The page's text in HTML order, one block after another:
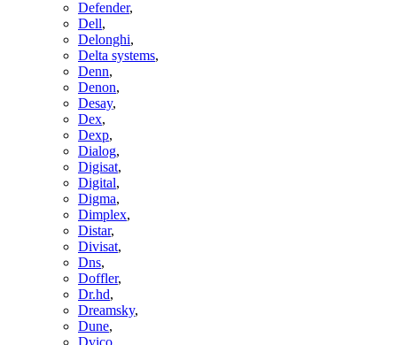
Defender,
Dell,
Delonghi,
Delta systems,
Denn,
Denon,
Desay,
Dex,
Dexp,
Dialog,
Digisat,
Digital,
Digma,
Dimplex,
Distar,
Divisat,
Dns,
Doffler,
Dr.hd,
Dreamsky,
Dune,
Dvico,